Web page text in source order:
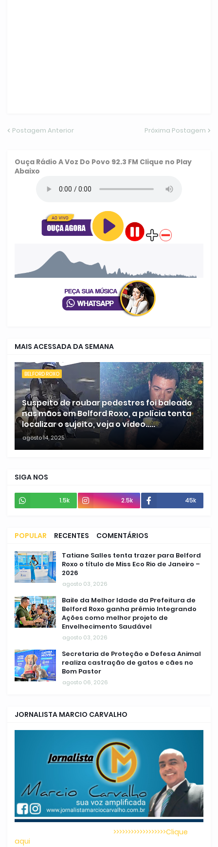
Postagem Anterior Próxima Postagem
Ouça Rádio A Voz Do Povo 92.3 FM Clique no Play
Abaixo
MAIS ACESSADA DA SEMANA
BELFORD ROXO
Suspeito de roubar pedestres foi baleado
nas mãos em Belford Roxo, a polícia tenta
localizar o sujeito, veja o vídeo.....
agosto 14, 2025
SIGA NOS
1.5k 2.5k 45k
POPULAR RECENTES COMENTÁRIOS
Tatiane Salles tenta trazer para Belford
Roxo o título de Miss Eco Rio de Janeiro –
2026
agosto 03, 2026
Baile da Melhor Idade da Prefeitura de
Belford Roxo ganha prêmio Integrando
Ações como melhor projeto de
Envelhecimento Saudável
agosto 03, 2026
Secretaria de Proteção e Defesa Animal
realiza castração de gatos e cães no
Bom Pastor
agosto 06, 2026
JORNALISTA MARCIO CARVALHO
>>>>>>>>>>>>>>>>>>Clique
aqui